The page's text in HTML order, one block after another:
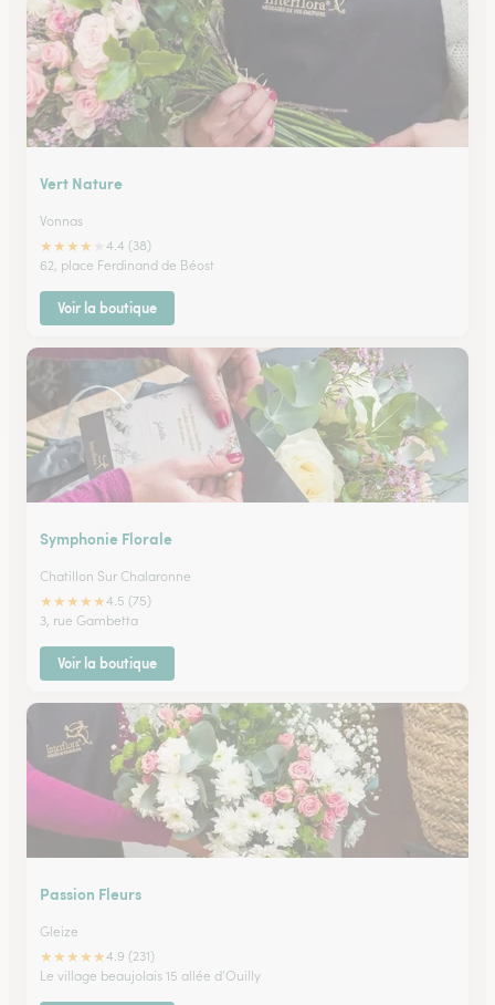
Vert Nature
Vonnas
★★★★
4.4 (38)
62, place Ferdinand de Béost
Voir la boutique
Symphonie Florale
Chatillon Sur Chalaronne
★★★★★4.5 (75)
3, rue Gambetta
Voir la boutique
Passion Fleurs
Gleize
★★★★★4.9 (231)
Le village beaujolais 15 allée d'Ouilly